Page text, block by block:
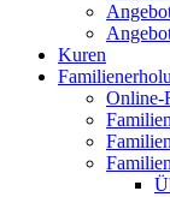
Kuren
Online-